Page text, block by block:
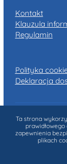
Ta strona
zapewnienia
plikach
Kontakt
Klauzula
Regulamin
Polityka
Deklaracja
Nie